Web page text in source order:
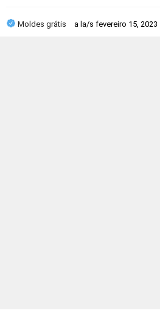
Moldes grátis a la/s fevereiro 15, 2023